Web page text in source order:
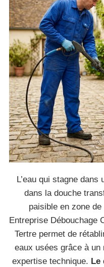
L’eau qui stagne
dans la douche
paisible en zone
Entreprise Débouchage
Tertre permet de
eaux usées grâce à
expertise technique. Le